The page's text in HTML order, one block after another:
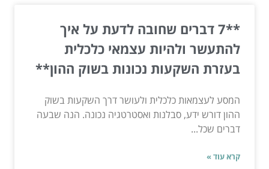
**7 דברים שחובה לדעת על איך
להתעשר ולהיות עצמאי כלכלית
בעזרת השקעות נכונות בשוק ההון**
המסע לעצמאות כלכלית ולעושר דרך השקעות בשוק
ההון דורש ידע, סבלנות ואסטרטגיה נכונה. הנה שבעה
דברים שכל...
קרא עוד »